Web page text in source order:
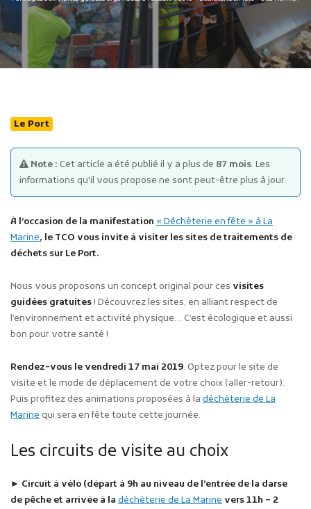
Plans d'accès
Le Port
Note : Cet article a été publié il y a plus de 87 mois. Les
informations qu'il vous propose ne sont peut-être plus à jour.
À l’occasion de la manifestation « Déchèterie en fête » à La
Marine, le TCO vous invite à visiter les sites de traitements de
déchets sur Le Port.
Nous vous proposons un concept original pour ces visites
guidées gratuites! Découvrez les sites, en alliant respect de
l’environnement et activité physique… C’est écologique et aussi
bon pour votre santé !
Rendez-vous le vendredi 17 mai 2019. Optez pour le site de
visite et le mode de déplacement de votre choix (aller-retour).
Puis profitez des animations proposées à la déchèterie de La
Marine qui sera en fête toute cette journée.
Les circuits de visite au choix
► Circuit à vélo (départ à 9h au niveau de l’entrée de la darse
de pêche et arrivée à la déchèterie de La Marine vers 11h – 2